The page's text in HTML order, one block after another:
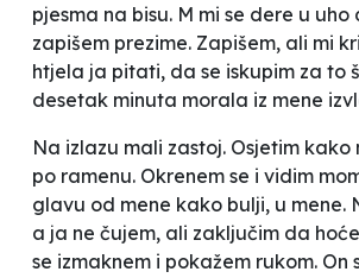
pjesma na bisu. M mi se dere u
zapišem prezime. Zapišem, ali mi
htjela ja pitati, da se iskupim za to
desetak minuta morala iz mene
Na izlazu mali zastoj. Osjetim kako
po ramenu. Okrenem se i vidim
glavu od mene kako bulji, u mene.
a ja ne čujem, ali zaključim da
se izmaknem i pokažem rukom. On